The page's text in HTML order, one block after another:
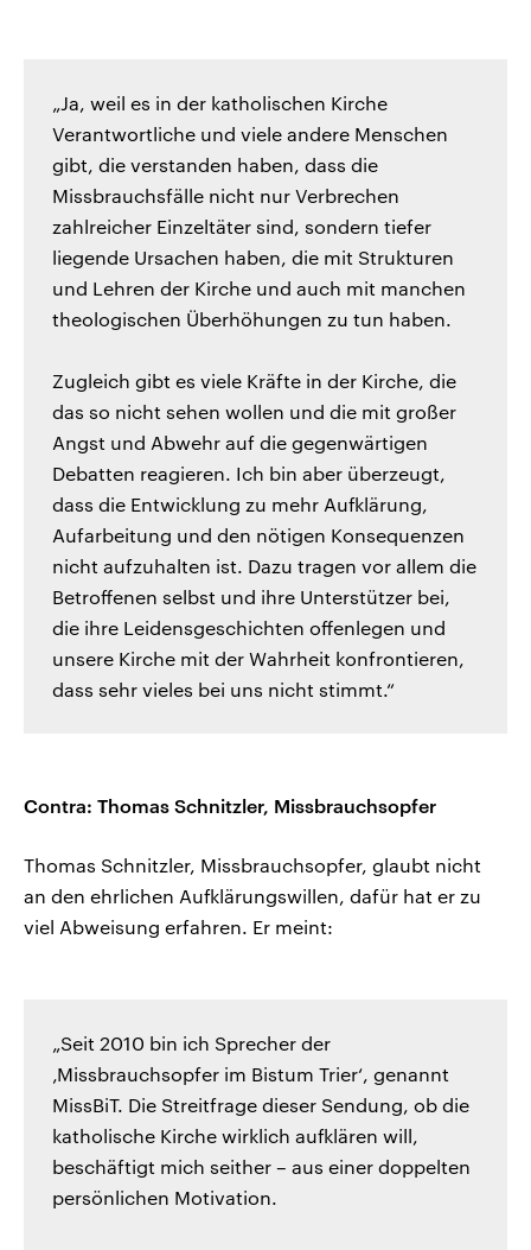
„Ja, weil es in der katholischen Kirche
Verantwortliche und viele andere Menschen
gibt, die verstanden haben, dass die
Missbrauchsfälle nicht nur Verbrechen
zahlreicher Einzeltäter sind, sondern tiefer
liegende Ursachen haben, die mit Strukturen
und Lehren der Kirche und auch mit manchen
theologischen Überhöhungen zu tun haben.
Zugleich gibt es viele Kräfte in der Kirche, die
das so nicht sehen wollen und die mit großer
Angst und Abwehr auf die gegenwärtigen
Debatten reagieren. Ich bin aber überzeugt,
dass die Entwicklung zu mehr Aufklärung,
Aufarbeitung und den nötigen Konsequenzen
nicht aufzuhalten ist. Dazu tragen vor allem die
Betroffenen selbst und ihre Unterstützer bei,
die ihre Leidensgeschichten offenlegen und
unsere Kirche mit der Wahrheit konfrontieren,
dass sehr vieles bei uns nicht stimmt.“
Contra: Thomas Schnitzler, Missbrauchsopfer
Thomas Schnitzler, Missbrauchsopfer, glaubt nicht
an den ehrlichen Aufklärungswillen, dafür hat er zu
viel Abweisung erfahren. Er meint:
„Seit 2010 bin ich Sprecher der
‚Missbrauchsopfer im Bistum Trier‘, genannt
MissBiT. Die Streitfrage dieser Sendung, ob die
katholische Kirche wirklich aufklären will,
beschäftigt mich seither – aus einer doppelten
persönlichen Motivation.